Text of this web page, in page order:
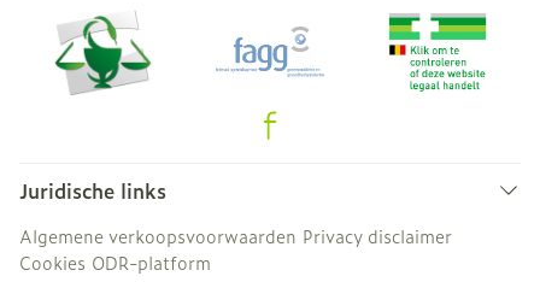
Juridische links
Algemene verkoopsvoorwaarden Privacy disclaimer
Cookies ODR-platform